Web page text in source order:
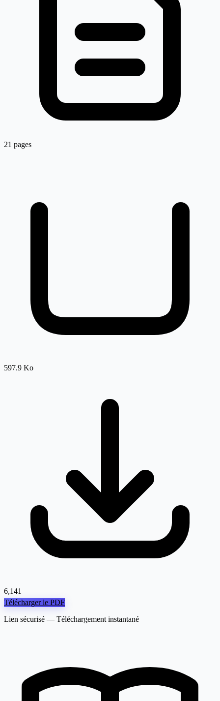
21 pages
597.9 Ko
6,141
Télécharger le PDF
Lien sécurisé — Téléchargement instantané